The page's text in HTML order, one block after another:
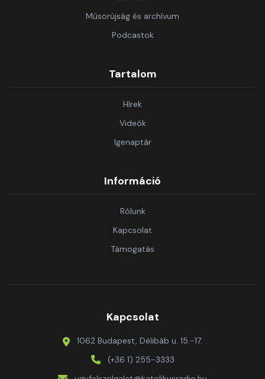
Műsorújság és archívum
Podcastok
Tartalom
Hírek
Videók
Igenaptár
Információ
Rólunk
Kapcsolat
Támogatás
Kapcsolat
1062 Budapest, Délibáb u. 15.-17.
(+36 1) 255-3333